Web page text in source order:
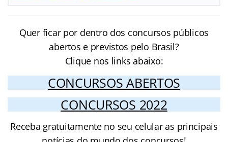
Quer ficar por dentro dos concursos públicos
abertos e previstos pelo Brasil?
Clique nos links abaixo:
CONCURSOS ABERTOS
CONCURSOS 2022
Receba gratuitamente no seu celular as principais